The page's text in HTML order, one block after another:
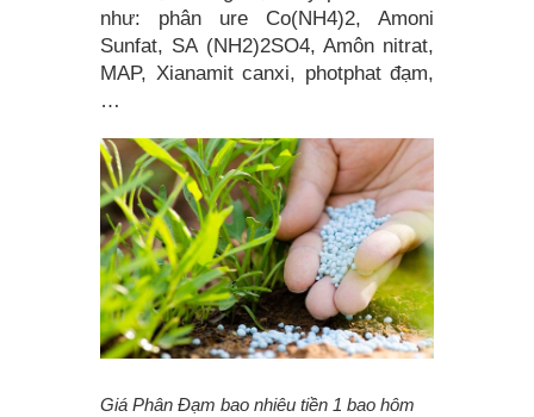
như: phân ure Co(NH4)2, Amoni
Sunfat, SA (NH2)2SO4, Amôn nitrat,
MAP, Xianamit canxi, photphat đạm,
…
Giá Phân Đạm bao nhiêu tiền 1 bao hôm